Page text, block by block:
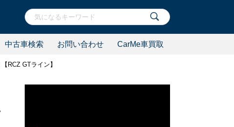
中古車検索 お問い合わせ CarMe車買取
RCZ GTライン】